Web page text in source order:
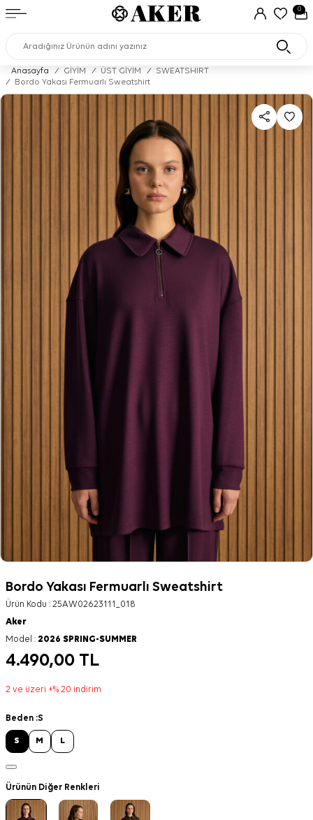
0
Anasayfa / GİYİM / ÜST GİYİM /
SWEATSHIRT
/
Bordo Yakası Fermuarlı Sweatshirt
Bordo Yakası Fermuarlı Sweatshirt
Ürün Kodu : 25AW02623111_018
Aker
Model : 2026 SPRING-SUMMER
4.490,00 TL
2 ve üzeri +% 20 indirim
Beden :S
S M L
Ürünün Diğer Renkleri